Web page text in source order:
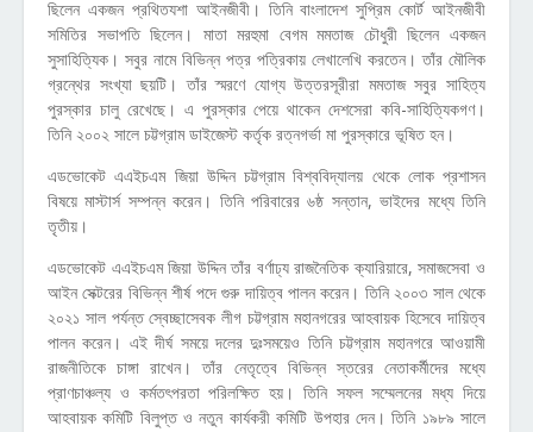
ছিলেন একজন প্রথিতযশা আইনজীবী। তিনি বাংলাদেশ সুপ্রিম কোর্ট আইনজীবী
সমিতির সভাপতি ছিলেন। মাতা মরহুমা বেগম মমতাজ চৌধুরী ছিলেন একজন
সুসাহিত্যিক। সবুর নামে বিভিন্ন পত্র পত্রিকায় লেখালেখি করতেন। তাঁর মৌলিক
গ্রন্থের সংখ্যা ছয়টি। তাঁর স্মরণে যোগ্য উত্তরসূরীরা মমতাজ সবুর সাহিত্য
পুরস্কার চালু রেখেছে। এ পুরস্কার পেয়ে থাকেন দেশসেরা কবি-সাহিত্যিকগণ।
তিনি ২০০২ সালে চট্টগ্রাম ডাইজেস্ট কর্তৃক রত্নগর্ভা মা পুরস্কারে ভূষিত হন।
এডভোকেট এএইচএম জিয়া উদ্দিন চট্টগ্রাম বিশ্ববিদ্যালয় থেকে লোক প্রশাসন
বিষয়ে মাস্টার্স সম্পন্ন করেন। তিনি পরিবারের ৬ষ্ঠ সন্তান, ভাইদের মধ্যে তিনি
তৃতীয়।
এডভোকেট এএইচএম জিয়া উদ্দিন তাঁর বর্ণাঢ্য রাজনৈতিক ক্যারিয়ারে, সমাজসেবা ও
আইন সেক্টরের বিভিন্ন শীর্ষ পদে গুরু দায়িত্ব পালন করেন। তিনি ২০০৩ সাল থেকে
২০২১ সাল পর্যন্ত স্বেচ্ছাসেবক লীগ চট্টগ্রাম মহানগরের আহবায়ক হিসেবে দায়িত্ব
পালন করেন। এই দীর্ঘ সময়ে দলের দুঃসময়েও তিনি চট্টগ্রাম মহানগরে আওয়ামী
রাজনীতিকে চাঙ্গা রাখেন। তাঁর নেতৃত্বে বিভিন্ন স্তরের নেতাকর্মীদের মধ্যে
প্রাণচাঞ্চল্য ও কর্মতৎপরতা পরিলক্ষিত হয়। তিনি সফল সম্মেলনের মধ্য দিয়ে
আহবায়ক কমিটি বিলুপ্ত ও নতুন কার্যকরী কমিটি উপহার দেন। তিনি ১৯৮৯ সালে